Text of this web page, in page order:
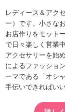
レディース＆アク
ー）です。小さな
お店作りをモット
で日々楽しく営業
アクセサリーを始
によるファッショ
ーマである「オシ
手伝いできればい